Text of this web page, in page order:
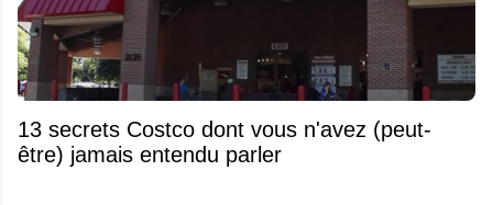
13 secrets Costco dont vous n'avez (peut-
être) jamais entendu parler